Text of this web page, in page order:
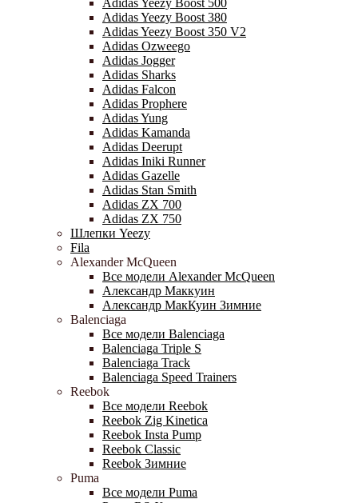
Adidas Yeezy Boost 500
Adidas Yeezy Boost 380
Adidas Yeezy Boost 350 V2
Adidas Ozweego
Adidas Jogger
Adidas Sharks
Adidas Falcon
Adidas Prophere
Adidas Yung
Adidas Kamanda
Adidas Deerupt
Adidas Iniki Runner
Adidas Gazelle
Adidas Stan Smith
Adidas ZX 700
Adidas ZX 750
Шлепки Yeezy
Fila
Alexander McQueen
Все модели Alexander McQueen
Александр Маккуин
Александр МакКуин Зимние
Balenciaga
Все модели Balenciaga
Balenciaga Triple S
Balenciaga Track
Balenciaga Speed Trainers
Reebok
Все модели Reebok
Reebok Zig Kinetica
Reebok Insta Pump
Reebok Classic
Reebok Зимние
Puma
Все модели Puma